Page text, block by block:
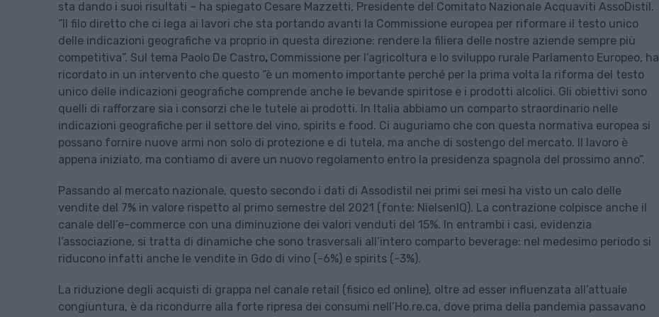
sta dando i suoi risultati – ha spiegato Cesare Mazzetti, Presidente del Comitato Nazionale Acquaviti AssoDistil.
“Il filo diretto che ci lega ai lavori che sta portando avanti la Commissione europea per riformare il testo unico
delle indicazioni geografiche va proprio in questa direzione: rendere la filiera delle nostre aziende sempre più
competitiva”. Sul tema Paolo De Castro, Commissione per l’agricoltura e lo sviluppo rurale Parlamento Europeo, ha
ricordato in un intervento che questo “è un momento importante perché per la prima volta la riforma del testo
unico delle indicazioni geografiche comprende anche le bevande spiritose e i prodotti alcolici. Gli obiettivi sono
quelli di rafforzare sia i consorzi che le tutele ai prodotti. In Italia abbiamo un comparto straordinario nelle
indicazioni geografiche per il settore del vino, spirits e food. Ci auguriamo che con questa normativa europea si
possano fornire nuove armi non solo di protezione e di tutela, ma anche di sostengo del mercato. Il lavoro è
appena iniziato, ma contiamo di avere un nuovo regolamento entro la presidenza spagnola del prossimo anno”.
Passando al mercato nazionale, questo secondo i dati di Assodistil nei primi sei mesi ha visto un calo delle
vendite del 7% in valore rispetto al primo semestre del 2021 (fonte: NielsenIQ). La contrazione colpisce anche il
canale dell’e-commerce con una diminuzione dei valori venduti del 15%. In entrambi i casi, evidenzia
l’associazione, si tratta di dinamiche che sono trasversali all’intero comparto beverage: nel medesimo periodo si
riducono infatti anche le vendite in Gdo di vino (-6%) e spirits (-3%).
La riduzione degli acquisti di grappa nel canale retail (fisico ed online), oltre ad esser influenzata all’attuale
congiuntura, è da ricondurre alla forte ripresa dei consumi nell’Ho.re.ca, dove prima della pandemia passavano